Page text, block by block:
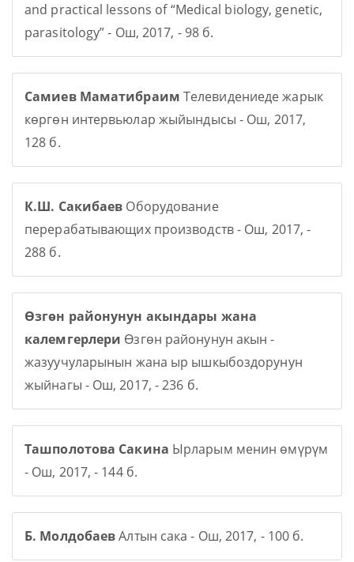
and practical lessons of “Medical biology, genetic,
parasitology” - Ош, 2017, - 98 б.
Самиев Маматибраим Телевидениеде жарык
көргөн интервьюлар жыйындысы - Ош, 2017,
128 б.
К.Ш. Сакибаев Оборудование
перерабатывающих производств - Ош, 2017, -
288 б.
Өзгөн районунун акындары жана
калемгерлери Өзгөн районунун акын -
жазуучуларынын жана ыр ышкыбоздорунун
жыйнагы - Ош, 2017, - 236 б.
Ташполотова Сакина Ырларым менин өмүрүм
- Ош, 2017, - 144 б.
Б. МолдобаевАлтын сака - Ош, 2017, - 100 б.